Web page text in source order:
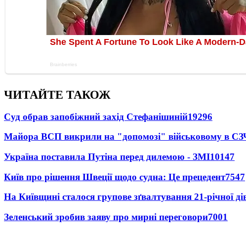
ЧИТАЙТЕ ТАКОЖ
Суд обрав запобіжний захід Стефанішиній19296
Майора ВСП викрили на "допомозі" військовому в
Україна поставила Путіна перед дилемою - ЗМІ10147
Київ про рішення Швеції щодо судна: Це прецедент7547
На Київщині сталося групове зґвалтування 21-річної
Зеленський зробив заяву про мирні переговори7001